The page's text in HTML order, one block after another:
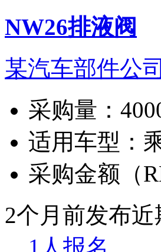
NW26排液阀
某汽车部件公司
采购量：
适用车型：
采购金额（
2个月前发布近
1人报名